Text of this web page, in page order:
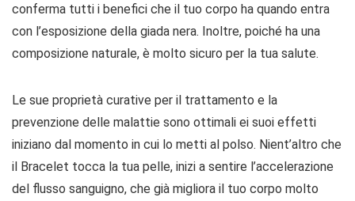
conferma tutti i benefici che il tuo corpo ha quando entra
con l’esposizione della giada nera. Inoltre, poiché ha una
composizione naturale, è molto sicuro per la tua salute.
Le sue proprietà curative per il trattamento e la
prevenzione delle malattie sono ottimali ei suoi effetti
iniziano dal momento in cui lo metti al polso. Nient’altro che
il Bracelet tocca la tua pelle, inizi a sentire l’accelerazione
del flusso sanguigno, che già migliora il tuo corpo molto